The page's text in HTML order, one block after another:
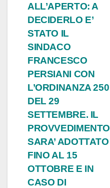
ALL’APERTO: A
DECIDERLO E’
STATO IL
SINDACO
FRANCESCO
PERSIANI CON
L’ORDINANZA 250
DEL 29
SETTEMBRE. IL
PROVVEDIMENTO
SARA’ ADOTTATO
FINO AL 15
OTTOBRE E IN
CASO DI